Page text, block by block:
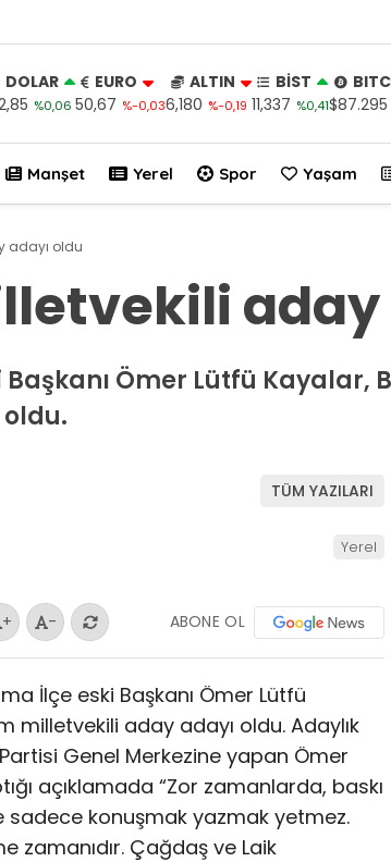
DOLAR
%0,06
EURO
50,67 %-0,03
ALTIN
6,180 %-0,19
BİST
11,337 %0,41$87.295
Manşet Yerel Spor Yaşam
adayı oldu
aday
Ömer Lütfü Kayalar,
TÜM YAZILARI
Yerel
+ - ABONE OL
İlçe eski Başkanı Ömer Lütfü
milletvekili aday adayı oldu. Adaylık
Genel Merkezine yapan Ömer
açıklamada “Zor zamanlarda, baskı
sadece konuşmak yazmak yetmez.
zamanıdır. Çağdaş ve Laik